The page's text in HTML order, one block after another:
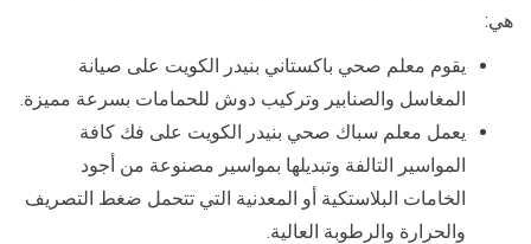
هي:
يقوم معلم صحي باكستاني بنيدر الكويت على صيانة
المغاسل والصنابير وتركيب دوش للحمامات بسرعة مميزة.
يعمل معلم سباك صحي بنيدر الكويت على فك كافة
المواسير التالفة وتبديلها بمواسير مصنوعة من أجود
الخامات البلاستكية أو المعدنية التي تتحمل ضغط التصريف
والحرارة والرطوبة العالية.